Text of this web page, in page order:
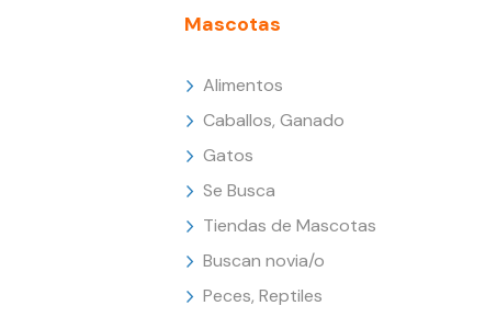
Mascotas
Alimentos
Caballos, Ganado
Gatos
Se Busca
Tiendas de Mascotas
Buscan novia/o
Peces, Reptiles